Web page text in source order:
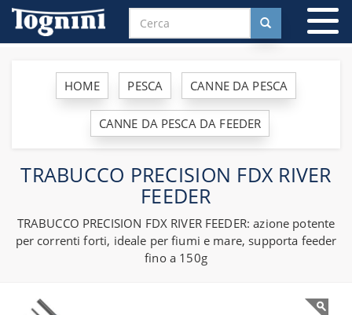
HOME PESCA CANNE DA PESCA
CANNE DA PESCA DA FEEDER
TRABUCCO PRECISION FDX RIVER
FEEDER
TRABUCCO PRECISION FDX RIVER FEEDER: azione potente
per correnti forti, ideale per fiumi e mare, supporta feeder
fino a 150g